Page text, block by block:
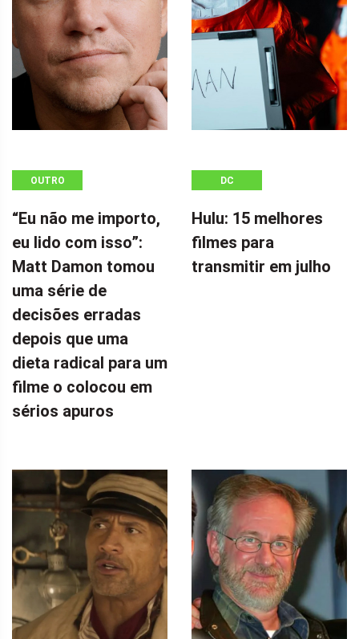
OUTRO
“Eu não me importo,
eu lido com isso”:
Matt Damon tomou
uma série de
decisões erradas
depois que uma
dieta radical para um
filme o colocou em
sérios apuros
DC
Hulu: 15 melhores
filmes para
transmitir em julho